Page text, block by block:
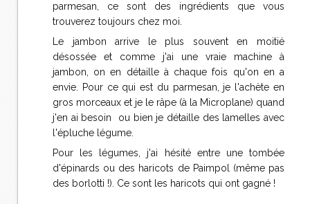
parmesan, ce sont des ingrédients que vous
trouverez toujours chez moi.
Le jambon arrive le plus souvent en moitié
désossée et comme j'ai une vraie machine à
jambon, on en détaille à chaque fois qu'on en a
envie. Pour ce qui est du parmesan, je l'achète en
gros morceaux et je le râpe (à la Microplane) quand
j'en ai besoin ou bien je détaille des lamelles avec
l'épluche légume.
Pour les légumes, j'ai hésité entre une tombée
d'épinards ou des haricots de Paimpol (même pas
des borlotti !). Ce sont les haricots qui ont gagné !